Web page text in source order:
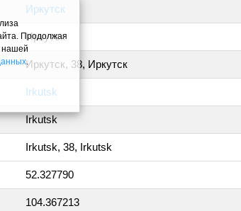
Иркутск
Иркутск
Иркутск, 38, Иркутск
Irkutsk
Irkutsk
Irkutsk, 38, Irkutsk
52.327790
104.367213
Продолжая
нашей
.